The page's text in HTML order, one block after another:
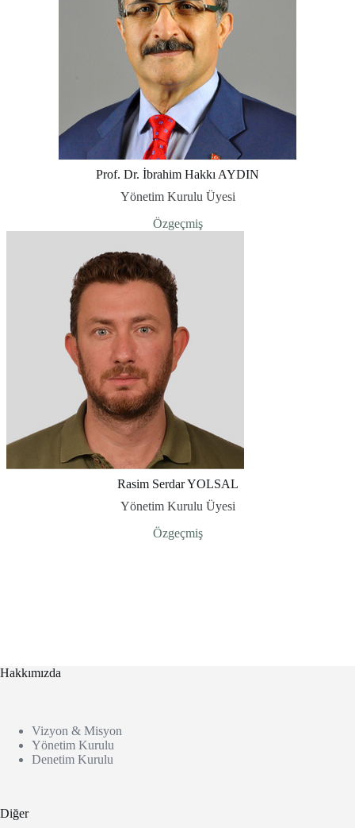
Prof. Dr. İbrahim Hakkı AYDIN
Yönetim Kurulu Üyesi
Özgeçmiş
Rasim Serdar YOLSAL
Yönetim Kurulu Üyesi
Özgeçmiş
Hakkımızda
Vizyon & Misyon
Yönetim Kurulu
Denetim Kurulu
Diğer